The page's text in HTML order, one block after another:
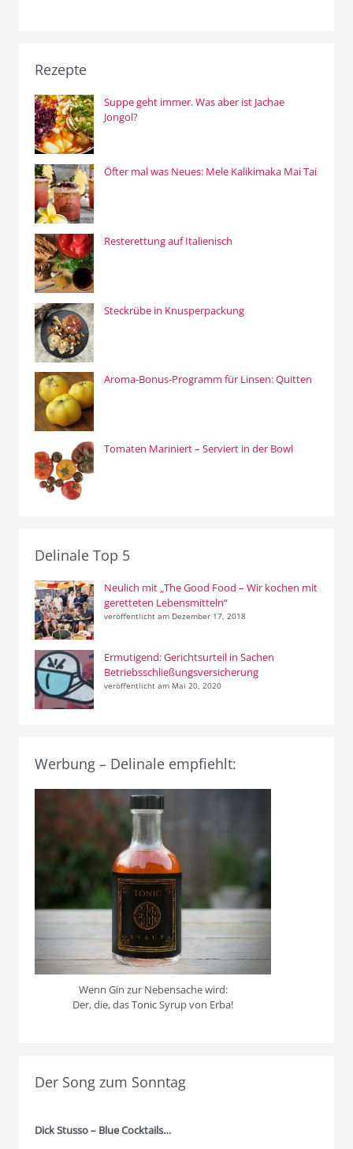
Rezepte
Suppe geht immer. Was aber ist Jachae
Jongol?
Öfter mal was Neues: Mele Kalikimaka Mai Tai
Resterettung auf Italienisch
Steckrübe in Knusperpackung
Aroma-Bonus-Programm für Linsen: Quitten
Tomaten Mariniert – Serviert in der Bowl
Delinale Top 5
Neulich mit „The Good Food – Wir kochen mit
geretteten Lebensmitteln“
veröffentlicht am Dezember 17, 2018
Ermutigend: Gerichtsurteil in Sachen
Betriebsschließungsversicherung
veröffentlicht am Mai 20, 2020
Werbung – Delinale empfiehlt:
Wenn Gin zur Nebensache wird:
Der, die, das Tonic Syrup von Erba!
Der Song zum Sonntag
Dick Stusso – Blue Cocktails…